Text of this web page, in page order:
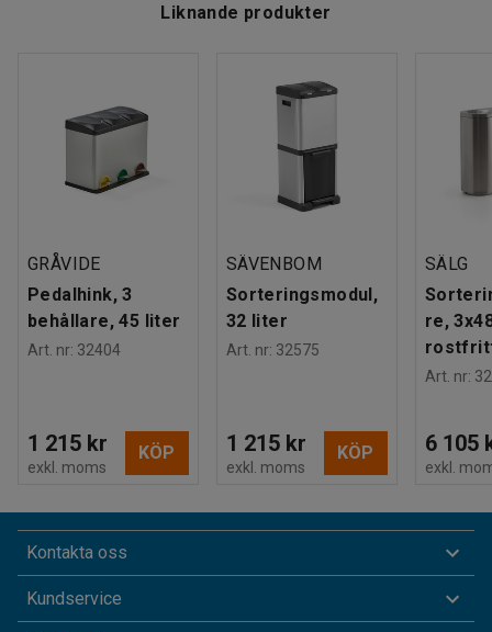
Liknande produkter
GRÅVIDE
Pedalhink, 3
behållare, 45 liter
Art. nr: 32404
1 215 kr
exkl. moms
KÖP
SÄVENBOM
Sorteringsmodul,
32 liter
Art. nr: 32575
1 215 kr
exkl. moms
KÖP
SÄLG
re,
Art. nr:
6 105
exkl.
Kontakta oss
Kundservice